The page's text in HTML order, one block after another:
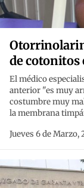
de cotonitos
El médico
anterior "es muy
costumbre muy
la membrana
Jueves 6 de Marzo,